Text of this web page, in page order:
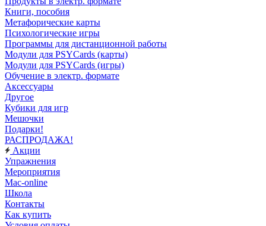
Книги, пособия
Метафорические карты
Психологические игры
Программы для дистанционной работы
Модули для PSYCards (карты)
Модули для PSYCards (игры)
Обучение в электр. формате
Аксессуары
Другое
Кубики для игр
Мешочки
Подарки!
РАСПРОДАЖА!
Акции
Упражнения
Мероприятия
Mac-online
Школа
Контакты
Как купить